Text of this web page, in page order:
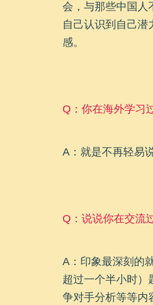
会，与那些中国人
自己认识到自己
感。
Q：你在海外学习
A：就是不再轻易
Q：说说你在交流
A：印象最深刻的
超过一个半小时）
争对手分析等等内